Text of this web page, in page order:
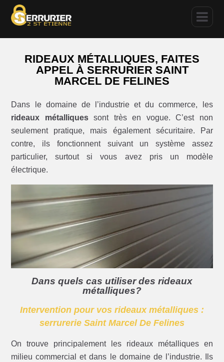
RIDEAUX MÉTALLIQUES, FAITES
APPEL À SERRURIER SAINT
MARCEL DE FELINES
Dans le domaine de l’industrie et du commerce, les
rideaux métalliquessont très en vogue. C’est non
seulement pratique, mais également sécuritaire. Par
contre, ils fonctionnent suivant un système assez
particulier, surtout si vous avez pris un modèle
électrique.
Dans quels cas utiliser des rideaux
métalliques?
Intervention pour vos rideaux métalliques :
serrurerie Saint Marcel De Felines
On trouve principalement les rideaux métalliques en
milieu commercial et dans le domaine de l’industrie. Ils